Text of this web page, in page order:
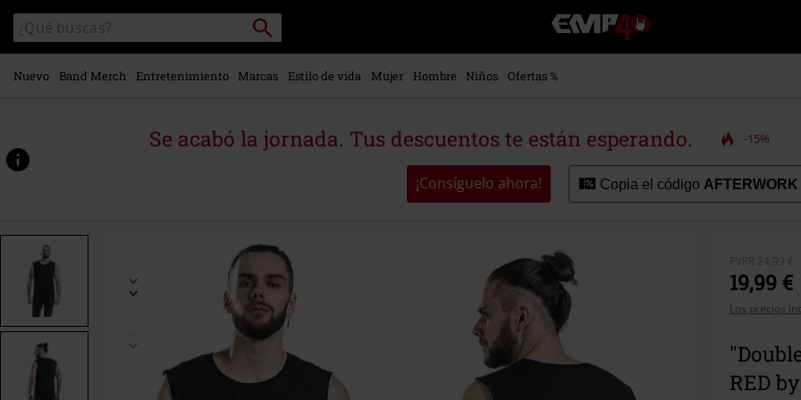
contenido
principal
Buscar
en
el
catálogo
Buscar
EMP
-
Música,
Merch
Ropa
Alternativa
Nuevo Band Merch Entretenimiento Marcas Estilo de vida Mujer Hombre Niños Ofertas %
Se acabó la jornada. Tus descuentos te están esperando. -15%
¡Consíguelo ahora! Copia el código AFTERWORK
www.emp-
p/double-
388893.html
PVPR 24,99 €
19,99 €
Los precios
RED